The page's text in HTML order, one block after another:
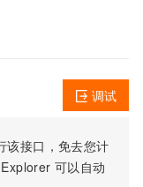
该接口，免去您计
可以自动
调试